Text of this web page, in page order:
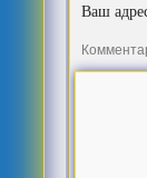
Ваш